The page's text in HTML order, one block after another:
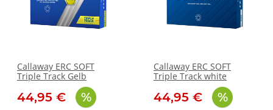
Callaway ERC SOFT
Triple Track Gelb
44,95 €
Callaway ERC SOFT
Triple Track white
44,95 €